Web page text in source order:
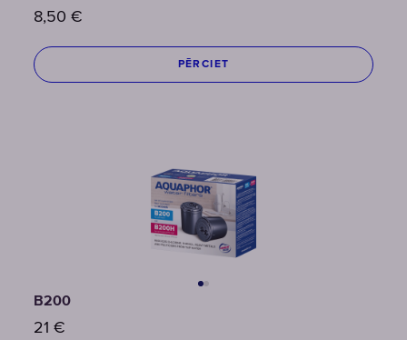
8,50 €
PĒRCIET
B200
21 €